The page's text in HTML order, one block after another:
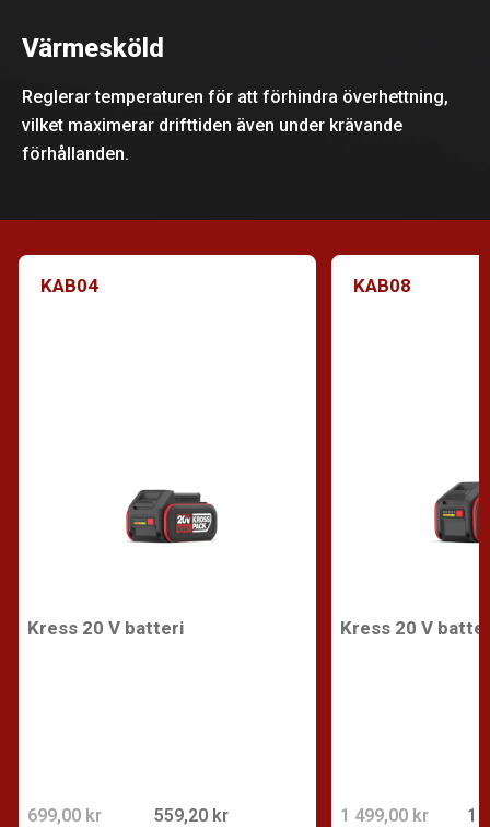
Värmesköld
Reglerar temperaturen för att förhindra överhettning,
vilket maximerar drifttiden även under krävande
förhållanden.
KAB04
Kress 20 V batteri
559,20 kr
699,00 kr
KAB08
Kress 20 V
1
1 499,00 kr